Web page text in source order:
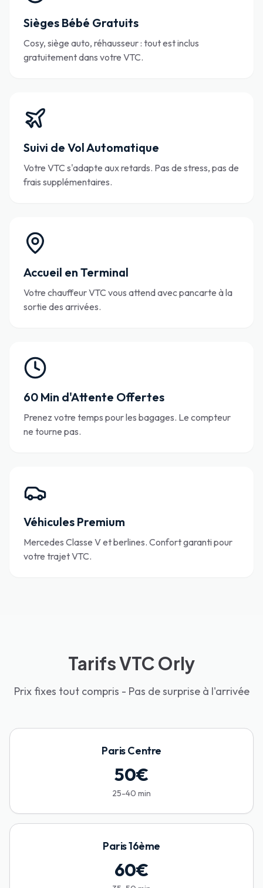
Sièges Bébé Gratuits
Cosy, siège auto, réhausseur : tout est inclus
gratuitement dans votre VTC.
Suivi de Vol Automatique
Votre VTC s'adapte aux retards. Pas de stress, pas de
frais supplémentaires.
Accueil en Terminal
Votre chauffeur VTC vous attend avec pancarte à la
sortie des arrivées.
60 Min d'Attente Offertes
Prenez votre temps pour les bagages. Le compteur
ne tourne pas.
Véhicules Premium
Mercedes Classe V et berlines. Confort garanti pour
votre trajet VTC.
Tarifs VTC Orly
Prix fixes tout compris - Pas de surprise à l'arrivée
Paris Centre
50€
25-40 min
Paris 16ème
60€